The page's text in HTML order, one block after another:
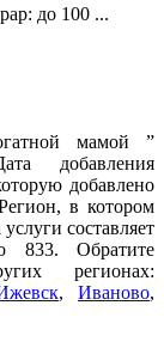
до 100 ...
мамой ”
добавления
добавлено
в котором
составляет
833. Обратите
регионах:
, Иваново,